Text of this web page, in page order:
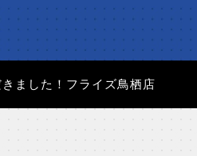
ました！フライズ鳥栖店